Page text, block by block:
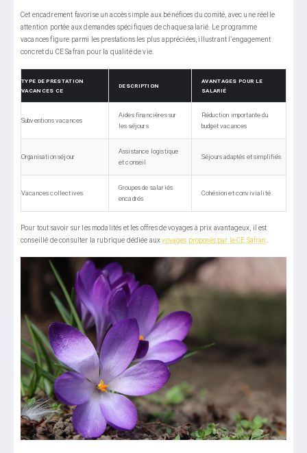
Cet encadrement favorise un accès simple aux bénéfices du comité, avec une réelle
attention portée aux demandes spécifiques de chaque salarié. Le programme
vacances figure parmi les prestations les plus appréciées, illustrant l’engagement
concret du CE Safran pour la qualité de vie.
TYPE DE PRESTATION
VACANCES CE
DESCRIPTION
AVANTAGES POUR LE
SALARIÉ
Subventions vacances
Aides financières sur
les séjours
Réduction importante du
budget vacances
Organisation séjour
Assistance logistique
et conseil
Séjours adaptés et simplifiés
Vacances collectives
Groupes de salariés
encadrés
Cohésion et convivialité
Pour tout savoir sur les modalités et les offres de voyages à prix avantageux, il est
conseillé de consulter la rubrique dédiée auxvoyages proposés par le CE Safran